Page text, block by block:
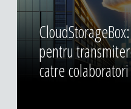
pentru
catre